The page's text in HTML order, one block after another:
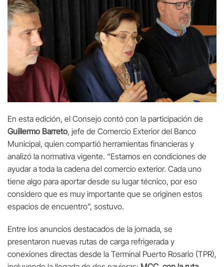
En esta edición, el Consejo contó con la participación de
Guillermo Barreto, jefe de Comercio Exterior del Banco
Municipal, quien compartió herramientas financieras y
analizó la normativa vigente. “Estamos en condiciones de
ayudar a toda la cadena del comercio exterior. Cada uno
tiene algo para aportar desde su lugar técnico, por eso
considero que es muy importante que se originen estos
espacios de encuentro”, sostuvo.
Entre los anuncios destacados de la jornada, se
presentaron nuevas rutas de carga refrigerada y
conexiones directas desde la Terminal Puerto Rosario (TPR),